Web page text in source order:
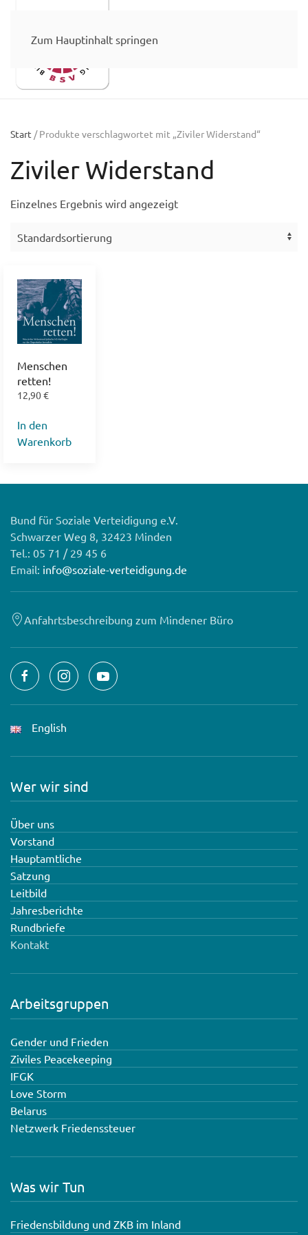
Zum Hauptinhalt springen
Start / Produkte verschlagwortet mit „Ziviler Widerstand“
Ziviler Widerstand
Einzelnes Ergebnis wird angezeigt
Menschen
retten!
12,90€
In den
Warenkorb
Bund für Soziale Verteidigung e.V.
Schwarzer Weg 8, 32423 Minden
Tel.: 05 71 / 29 45 6
Email: info@soziale-verteidigung.de
Anfahrtsbeschreibung zum Mindener Büro
English
Wer wir sind
Über uns
Vorstand
Hauptamtliche
Satzung
Leitbild
Jahresberichte
Rundbriefe
Kontakt
Arbeitsgruppen
Gender und Frieden
Ziviles Peacekeeping
IFGK
Love Storm
Belarus
Netzwerk Friedenssteuer
Was wir Tun
Friedensbildung und ZKB im Inland